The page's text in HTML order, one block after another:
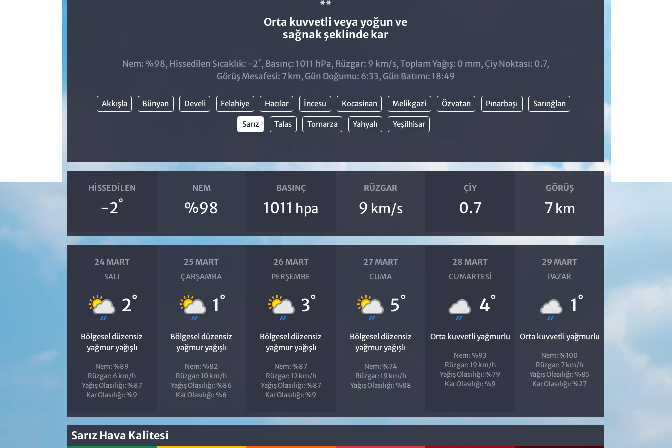
Orta kuvvetli veya yoğun ve
sağnak şeklinde kar
Nem: %98, Hissedilen Sıcaklık: -2°, Basınç: 1011 hPa, Rüzgar: 9 km/s, Toplam Yağış: 0 mm, Çiy Noktası: 0.7,
Görüş Mesafesi: 7 km, Gün Doğumu: 6:33, Gün Batımı: 18:49
Akkışla Bünyan Develi Felahiye Hacılar İncesu Kocasinan Melikgazi Özvatan Pınarbaşı Sarıoğlan
Sarız Talas Tomarza Yahyalı Yeşilhisar
HISSEDILEN
-2°
NEM
%98
BASINÇ
1011 hpa
RÜZGAR
9 km/s
ÇIY
0.7
GÖRÜŞ
7 km
24 MART
SALI
2°
Bölgesel düzensiz
yağmur yağışlı
Nem: %89
Rüzgar: 6 km/h
Yağış Olasılığı: %87
Kar Olasılığı: %9
25 MART
ÇARŞAMBA
1°
Bölgesel düzensiz
yağmur yağışlı
Nem: %82
Rüzgar: 10 km/h
Yağış Olasılığı: %86
Kar Olasılığı: %6
26 MART
PERŞEMBE
3°
Bölgesel düzensiz
yağmur yağışlı
Nem: %87
Rüzgar: 12 km/h
Yağış Olasılığı: %87
Kar Olasılığı: %9
27 MART
CUMA
5°
Bölgesel düzensiz
yağmur yağışlı
Nem: %74
Rüzgar: 19 km/h
Yağış Olasılığı: %88
28 MART
CUMARTESI
4°
Orta kuvvetli yağmurlu
Nem: %93
Rüzgar: 19 km/h
Yağış Olasılığı: %79
Kar Olasılığı: %9
29 MART
PAZAR
1°
Orta kuvvetli yağmurlu
Nem: %100
Rüzgar: 7 km/h
Yağış Olasılığı: %85
Kar Olasılığı: %27
Sarız Hava Kalitesi